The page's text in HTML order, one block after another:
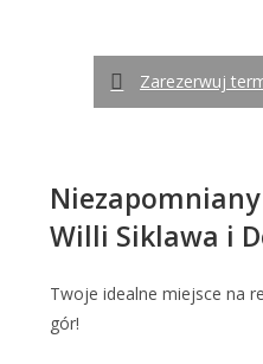
Zarezerwuj
Willi Siklawa i
Twoje idealne miejsce na
gór!